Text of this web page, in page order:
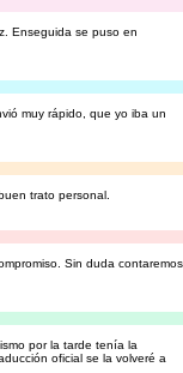
Enseguida se puso en
muy rápido, que yo iba un
trato personal.
Sin duda contaremos
por la tarde tenía la
oficial se la volveré a